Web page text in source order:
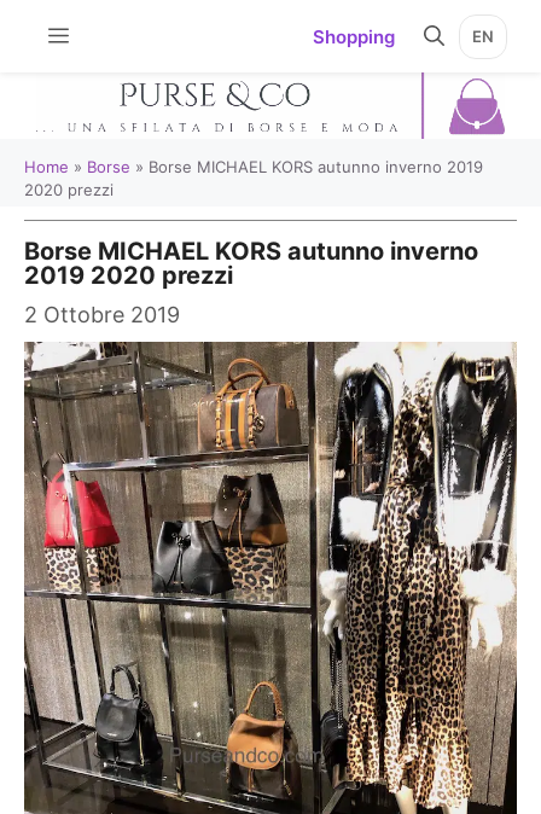
Shopping EN
Home » Borse » Borse MICHAEL KORS autunno inverno 2019
2020 prezzi
Borse MICHAEL KORS autunno inverno
2019 2020 prezzi
2 Ottobre 2019